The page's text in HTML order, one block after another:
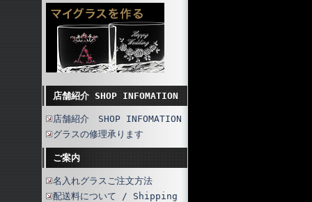
店舗紹介 SHOP INFOMATION
店舗紹介 SHOP INFOMATION
グラスの修理承ります
ご案内
名入れグラスご注文方法
配送料について / Shipping